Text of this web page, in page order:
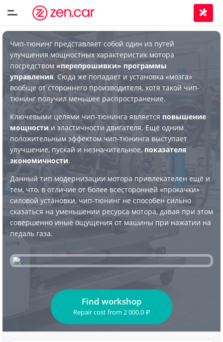
Чип-тюнинг представляет собой один из путей
улучшения мощностных характеристик мотора
посредством «перепрошивки» программы
управления. Сюда же попадает и установка «мозга»
вообще от стороннего производителя, хотя такой чип-
тюнинг получил меньшее распространение.
Ключевыми целями чип-тюнинга является повышение
мощности и эластичности двигателя. Ещё одним
положительным эффектом чип-тюнинга выступает
улучшение, пускай и незначительное, показателя
экономичности.
Данный тип модернизации мотора привлекателен ещё и
тем, что, в отличие от более всесторонней «прокачки»
силовой установки, чип-тюнинг не способен сильно
сказаться на уменьшении ресурса мотора, давая при этом
совершенно иные ощущения от машины при нажатии на
педаль газа.
Find workshop
Repair costfrom 2 000.0 ₽